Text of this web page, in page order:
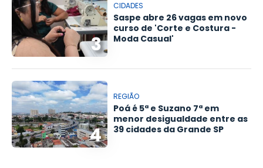
3
CIDADES
Saspe abre 26 vagas em novo
curso de 'Corte e Costura -
Moda Casual'
4
REGIÃO
Poá é 5ª e Suzano 7ª em
menor desigualdade entre as
39 cidades da Grande SP